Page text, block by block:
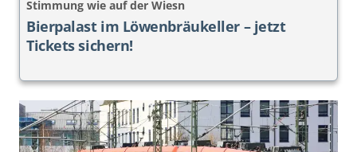
Bierpalast im Löwenbräukeller – jetzt
Tickets sichern!
Stimmung wie auf der Wiesn